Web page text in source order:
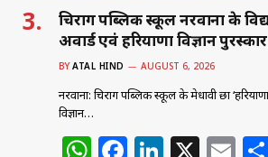
चिराग पब्लिक स्कूल नरवाना के
अवार्ड एवं हरियाणा विज्ञान
BY ATAL HIND AUGUST 6, 2026
नरवाना: चिराग पब्लिक स्कूल के मेधावी छात्र
विज्ञान…